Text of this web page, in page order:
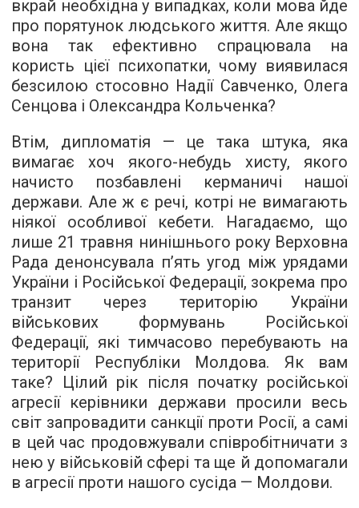
вкрай необхідна у випадках, коли мова йде
про порятунок людського життя. Але якщо
вона так ефективно спрацювала на
користь цієї психопатки, чому виявилася
безсилою стосовно Надії Савченко, Олега
Сенцова і Олександра Кольченка?
Втім, дипломатія — це така штука, яка
вимагає хоч якого-небудь хисту, якого
начисто позбавлені керманичі нашої
держави. Але ж є речі, котрі не вимагають
ніякої особливої кебети. Нагадаємо, що
лише 21 травня нинішнього року Верховна
Рада денонсувала п’ять угод між урядами
України і Російської Федерації, зокрема про
транзит через територію України
військових формувань Російської
Федерації, які тимчасово перебувають на
території Республіки Молдова. Як вам
таке? Цілий рік після початку російської
агресії керівники держави просили весь
світ запровадити санкції проти Росії, а самі
в цей час продовжували співробітничати з
нею у військовій сфері та ще й допомагали
в агресії проти нашого сусіда — Молдови.